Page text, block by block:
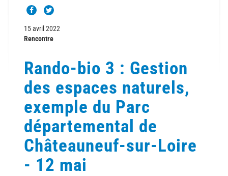
15 avril 2022
Rencontre
Rando-bio 3 : Gestion
des espaces naturels,
exemple du Parc
départemental de
Châteauneuf-sur-Loire
- 12 mai